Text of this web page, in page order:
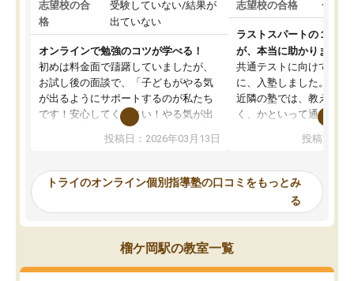
志望校の合
格
受験していない/結果が
出ていない
オンラインで勉強のコツが学べる！
初めは料金面で躊躇していましたが、
お試し後の面談で、「子どもがやる気
が出るようにサポートするのが私たち
です！安心してください！やる気が出
ないのは私たち講師の責任です」と言
ってくださり、確かに！と考えて、思
ったんですが、学生の先生から学ぶこ
み、徐々に成績が上がったらいいなと
思っていました。何が今足りないのか
を的確に指導いただき、子どももびっ
くりするほど楽しんでやる気を持って
塾を受けています。狙い通り、少しず
投稿日：2026年03月13日
志望校の合格 合格
ラストスパートの１か月
が、本当に助かりました
共通テストに向けての追
に、入塾しました。田舎
近隣の塾では、教えても
く、かといって通うには
可能なので本当に助か
らないところをピンポイ
頂いて、とてもわかり
していました。一生を
スト、多少お金がかかっ
投稿日：
トライのオンライン個別指導塾の口コミをもっとみ
る
榴ケ岡駅の教室一覧